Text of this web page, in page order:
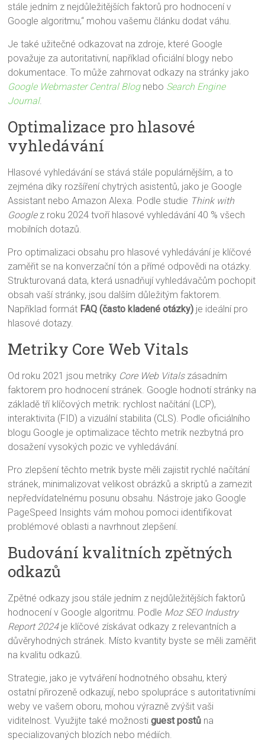
stále jedním z nejdůležitějších faktorů pro hodnocení v
Google algoritmu,“ mohou vašemu článku dodat váhu.
Je také užitečné odkazovat na zdroje, které Google
považuje za autoritativní, například oficiální blogy nebo
dokumentace. To může zahrnovat odkazy na stránky jako
Google Webmaster Central Blognebo Search Engine
Journal.
Optimalizace pro hlasové
vyhledávání
Hlasové vyhledávání se stává stále populárnějším, a to
zejména díky rozšíření chytrých asistentů, jako je Google
Assistant nebo Amazon Alexa. Podle studie Think with
Googlez roku 2024 tvoří hlasové vyhledávání 40 % všech
mobilních dotazů.
Pro optimalizaci obsahu pro hlasové vyhledávání je klíčové
zaměřit se na konverzační tón a přímé odpovědi na otázky.
Strukturovaná data, která usnadňují vyhledávačům pochopit
obsah vaší stránky, jsou dalším důležitým faktorem.
Například formát FAQ (často kladené otázky) je ideální pro
hlasové dotazy.
Metriky Core Web Vitals
Od roku 2021 jsou metriky Core Web Vitalszásadním
faktorem pro hodnocení stránek. Google hodnotí stránky na
základě tří klíčových metrik: rychlost načítání (LCP),
interaktivita (FID) a vizuální stabilita (CLS). Podle oficiálního
blogu Google je optimalizace těchto metrik nezbytná pro
dosažení vysokých pozic ve vyhledávání.
Pro zlepšení těchto metrik byste měli zajistit rychlé načítání
stránek, minimalizovat velikost obrázků a skriptů a zamezit
nepředvídatelnému posunu obsahu. Nástroje jako Google
PageSpeed Insights vám mohou pomoci identifikovat
problémové oblasti a navrhnout zlepšení.
Budování kvalitních zpětných
odkazů
Zpětné odkazy jsou stále jedním z nejdůležitějších faktorů
hodnocení v Google algoritmu. Podle Moz SEO Industry
Report 2024je klíčové získávat odkazy z relevantních a
důvěryhodných stránek. Místo kvantity byste se měli zaměřit
na kvalitu odkazů.
Strategie, jako je vytváření hodnotného obsahu, který
ostatní přirozeně odkazují, nebo spolupráce s autoritativními
weby ve vašem oboru, mohou výrazně zvýšit vaši
viditelnost. Využijte také možnostiguest postů na
specializovaných blozích nebo médiích.